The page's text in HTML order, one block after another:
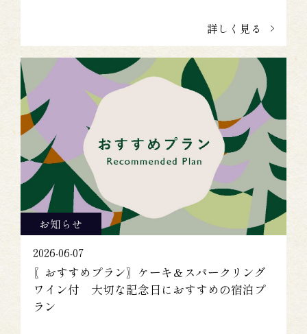
詳しく見る
お知らせ
2026-06-07
〖おすすめプラン〗ケーキ＆スパークリング
ワイン付 大切な記念日におすすめの宿泊プ
ラン